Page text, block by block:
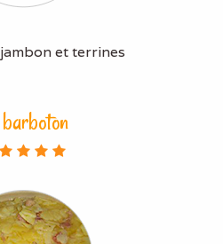
et terrines